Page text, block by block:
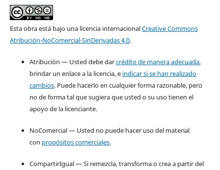
Esta obra está bajo una licencia internacionalCreative Commons
Atribución-NoComercial-SinDerivadas 4.0.
Atribución — Usted debe darcrédito de manera adecuada,
brindar un enlace a la licencia, e indicar si se han realizado
cambios. Puede hacerlo en cualquier forma razonable, pero
no de forma tal que sugiera que usted o su uso tienen el
apoyo de la licenciante.
NoComercial — Usted no puede hacer uso del material
con propósitos comerciales.
CompartirIgual — Si remezcla, transforma o crea a partir del